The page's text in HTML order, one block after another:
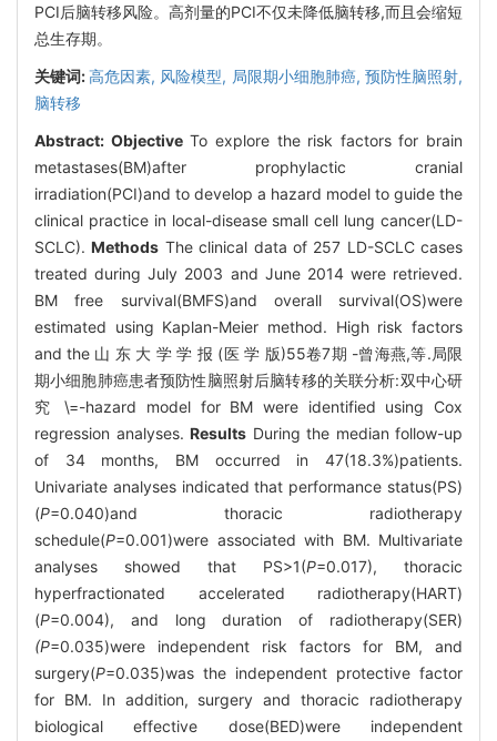
PCI后脑转移风险。高剂量的PCI不仅未降低脑转移,而且会缩短
总生存期。
关键词:高危因素, 风险模型, 局限期小细胞肺癌, 预防性脑照射,
脑转移
Abstract: ObjectiveTo explore the risk factors for brain
metastases(BM)after prophylactic cranial
irradiation(PCI)and to develop a hazard model to guide the
clinical practice in local-disease small cell lung cancer(LD-
SCLC).Methods The clinical data of 257 LD-SCLC cases
treated during July 2003 and June 2014 were retrieved.
BM free survival(BMFS)and overall survival(OS)were
estimated using Kaplan-Meier method. High risk factors
and the 山 东 大 学 学 报 (医 学 版)55卷7期 -曾海燕,等.局限
期小细胞肺癌患者预防性脑照射后脑转移的关联分析:双中心研
究 \=-hazard model for BM were identified using Cox
regression analyses. Results During the median follow-up
of 34 months, BM occurred in 47(18.3%)patients.
Univariate analyses indicated that performance status(PS)
(P=0.040)and thoracic radiotherapy
schedule(P=0.001)were associated with BM. Multivariate
analyses showed that PS>1(P=0.017), thoracic
hyperfractionated accelerated radiotherapy(HART)
(P=0.004), and long duration of radiotherapy(SER)
(P=0.035)were independent risk factors for BM, and
surgery(P=0.035)was the independent protective factor
for BM. In addition, surgery and thoracic radiotherapy
biological effective dose(BED)were independent